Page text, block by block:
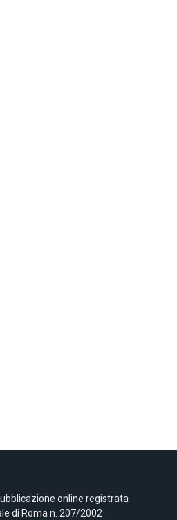
online registrata
di Roma n. 207/2002